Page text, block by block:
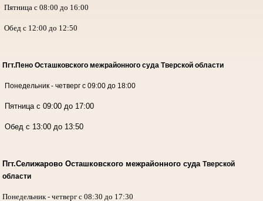
Пятница с 08:00 до 16:00
Обед с 12:00 до 12:50
Пгт.Пено Осташковского межрайонного суда Тверской области
Понедельник - четверг с 09:00 до 18:00
Пятница с 09:00 до 17:00
Обед с 13:00 до 13:50
Пгт.Селижарово Осташковского межрайонного суда Тверской
области
Понедельник - четверг с 08:30 до 17:30